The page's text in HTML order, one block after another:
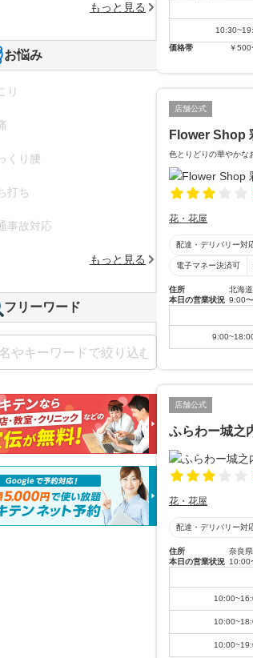
価格帯
￥
店舗公式
Flower Shop
色とりどりの華やかな
花・花屋
配達・デリバリー対
電子マネー決済可
住所
北海
本日の営業状況 9:00
店舗公式
ふらわー城之
花・花屋
配達・デリバリー対
住所
奈良
本日の営業状況 10:00
もっと見る
お悩み
り
くり腰
打ち
事故対応
もっと見る
フリーワード